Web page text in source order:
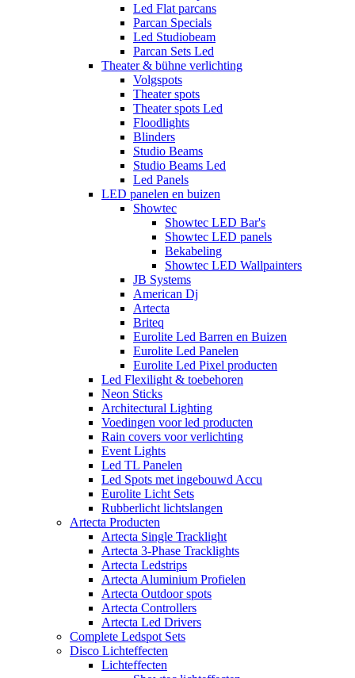
Led Flat parcans
Parcan Specials
Led Studiobeam
Parcan Sets Led
Theater & bühne verlichting
Volgspots
Theater spots
Theater spots Led
Floodlights
Blinders
Studio Beams
Studio Beams Led
Led Panels
LED panelen en buizen
Showtec
Showtec LED Bar's
Showtec LED panels
Bekabeling
Showtec LED Wallpainters
JB Systems
American Dj
Artecta
Briteq
Eurolite Led Barren en Buizen
Eurolite Led Panelen
Eurolite Led Pixel producten
Led Flexilight & toebehoren
Neon Sticks
Architectural Lighting
Voedingen voor led producten
Rain covers voor verlichting
Event Lights
Led TL Panelen
Led Spots met ingebouwd Accu
Eurolite Licht Sets
Rubberlicht lichtslangen
Artecta Producten
Artecta Single Tracklight
Artecta 3-Phase Tracklights
Artecta Ledstrips
Artecta Aluminium Profielen
Artecta Outdoor spots
Artecta Controllers
Artecta Led Drivers
Complete Ledspot Sets
Disco Lichteffecten
Lichteffecten